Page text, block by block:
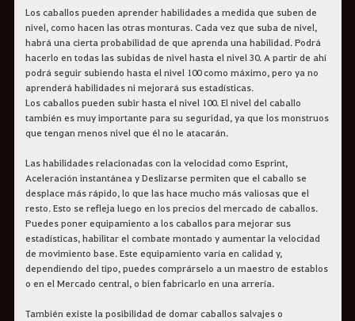
Los caballos pueden aprender habilidades a medida que suben de
nivel, como hacen las otras monturas. Cada vez que suba de nivel,
habrá una cierta probabilidad de que aprenda una habilidad. Podrá
hacerlo en todas las subidas de nivel hasta el nivel 30. A partir de ahí
podrá seguir subiendo hasta el nivel 100 como máximo, pero ya no
aprenderá habilidades ni mejorará sus estadísticas.
Los caballos pueden subir hasta el nivel 100. El nivel del caballo
también es muy importante para su seguridad, ya que los monstruos
que tengan menos nivel que él no le atacarán.
Las habilidades relacionadas con la velocidad como Esprint,
Aceleración instantánea y Deslizarse permiten que el caballo se
desplace más rápido, lo que las hace mucho más valiosas que el
resto. Esto se refleja luego en los precios del mercado de caballos.
Puedes poner equipamiento a los caballos para mejorar sus
estadísticas, habilitar el combate montado y aumentar la velocidad
de movimiento base. Este equipamiento varía en calidad y,
dependiendo del tipo, puedes comprárselo a un maestro de establos
o en el Mercado central, o bien fabricarlo en una arrería.
También existe la posibilidad de domar caballos salvajes o